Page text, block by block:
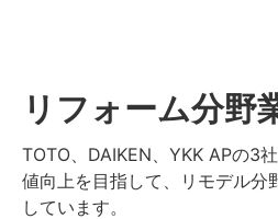
リフォーム分野
TOTO、DAIKEN、YKK APの3
値向上を目指して、リモデル
しています。